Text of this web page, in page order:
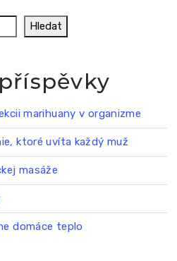
Hledat
marihuany v organizme
ktoré uvíta každý muž
masáže
domáce teplo